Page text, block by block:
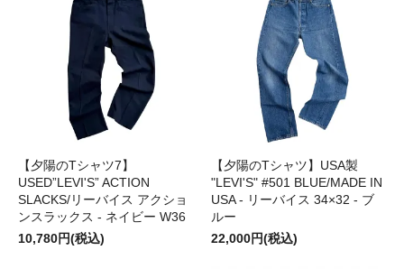
【夕陽のTシャツ7】
USED”LEVI'S” ACTION
SLACKS/リーバイス アクショ
ンスラックス - ネイビー W36
10,780円(税込)
【夕陽のTシャツ】USA製
"LEVI'S" #501 BLUE/MADE IN
USA - リーバイス 34×32 - ブ
ルー
22,000円(税込)